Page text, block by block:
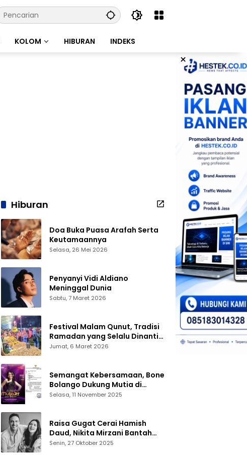
KOLOM HIBURAN INDEKS
×
Hiburan
Doa Buka Puasa Arafah Serta
Keutamaannya
Selasa, 26 Mei 2026
Penyanyi Vidi Aldiano
Meninggal Dunia
Sabtu, 7 Maret 2026
Festival Malam Qunut, Tradisi
Ramadan yang Selalu Dinanti
Warga Gorontalo
Jumat, 6 Maret 2026
Semangat Kebersamaan, Bone
Bolango Dukung Mutia di
Panggung Dangdut Academy 7
Selasa, 11 November 2025
Raisa Gugat Cerai Hamish
Daud, Nikita Mirzani Bantah
Peras Reza Gladys
Senin, 27 Oktober 2025